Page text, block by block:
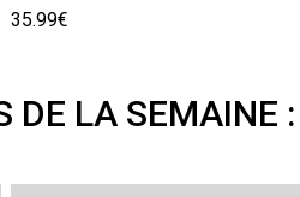
35.99€
DE LA SEMAINE :